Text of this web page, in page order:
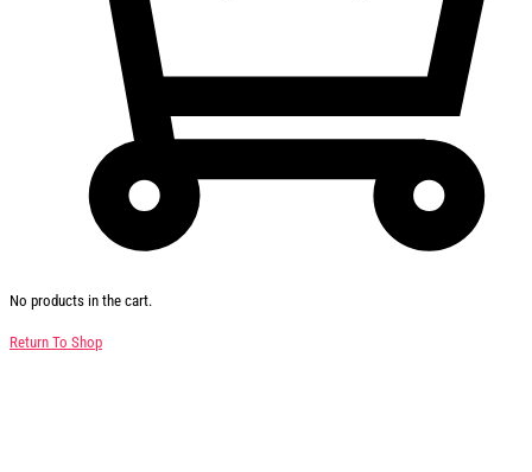
No products in the cart.
Return To Shop